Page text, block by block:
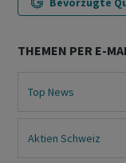
THEMEN PER E-
Top News
Aktien Schweiz